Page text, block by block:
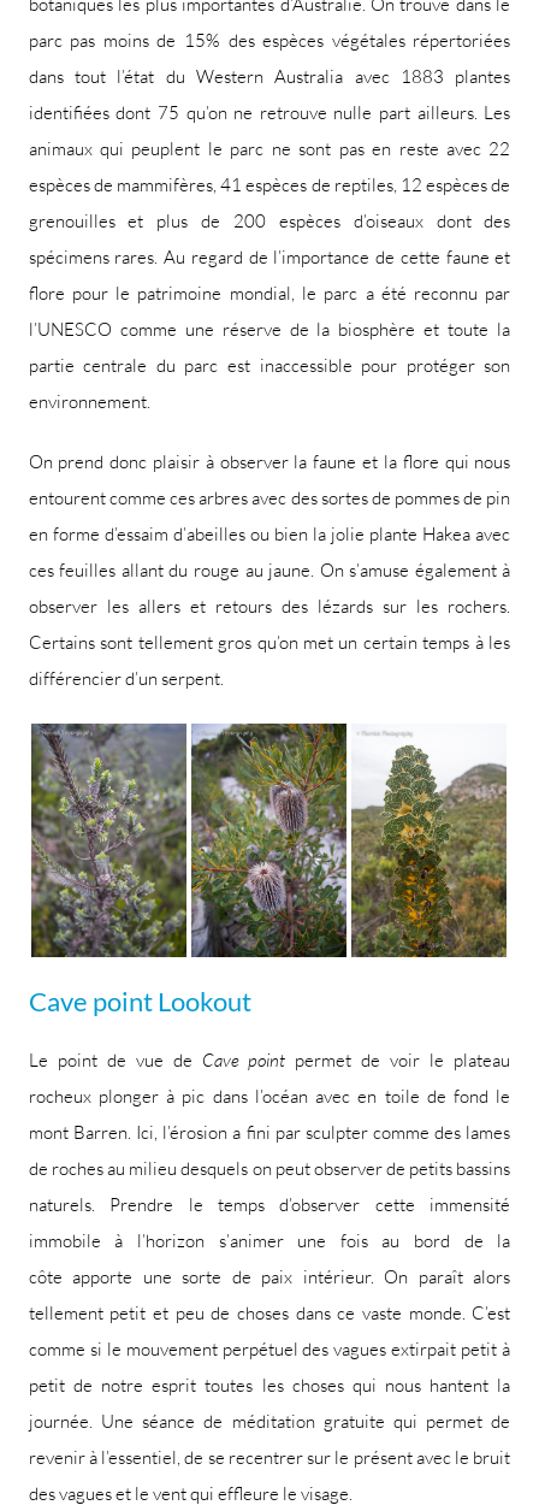
parc pas moins de 15% des espèces végétales répertoriées
dans tout l’état du Western Australia avec 1883 plantes
identifiées dont 75 qu’on ne retrouve nulle part ailleurs. Les
animaux qui peuplent le parc ne sont pas en reste avec 22
espèces de mammifères, 41 espèces de reptiles, 12 espèces de
grenouilles et plus de 200 espèces d’oiseaux dont des
spécimens rares. Au regard de l’importance de cette faune et
flore pour le patrimoine mondial, le parc a été reconnu par
l’UNESCO comme une réserve de la biosphère et toute la
partie centrale du parc est inaccessible pour protéger son
environnement.
On prend donc plaisir à observer la faune et la flore qui nous
entourent comme ces arbres avec des sortes de pommes de pin
en forme d’essaim d’abeilles ou bien la jolie plante Hakea avec
ces feuilles allant du rouge au jaune. On s’amuse également à
observer les allers et retours des lézards sur les rochers.
Certains sont tellement gros qu’on met un certain temps à les
différencier d’un serpent.
Cave point Lookout
Le point de vue de Cave point permet de voir le plateau
rocheux plonger à pic dans l’océan avec en toile de fond le
mont Barren. Ici, l’érosion a fini par sculpter comme des lames
de roches au milieu desquels on peut observer de petits bassins
naturels. Prendre le temps d’observer cette immensité
immobile à l’horizon s’animer une fois au bord de la
côte apporte une sorte de paix intérieur. On paraît alors
tellement petit et peu de choses dans ce vaste monde. C’est
comme si le mouvement perpétuel des vagues extirpait petit à
petit de notre esprit toutes les choses qui nous hantent la
journée. Une séance de méditation gratuite qui permet de
revenir à l’essentiel, de se recentrer sur le présent avec le bruit
des vagues et le vent qui effleure le visage.